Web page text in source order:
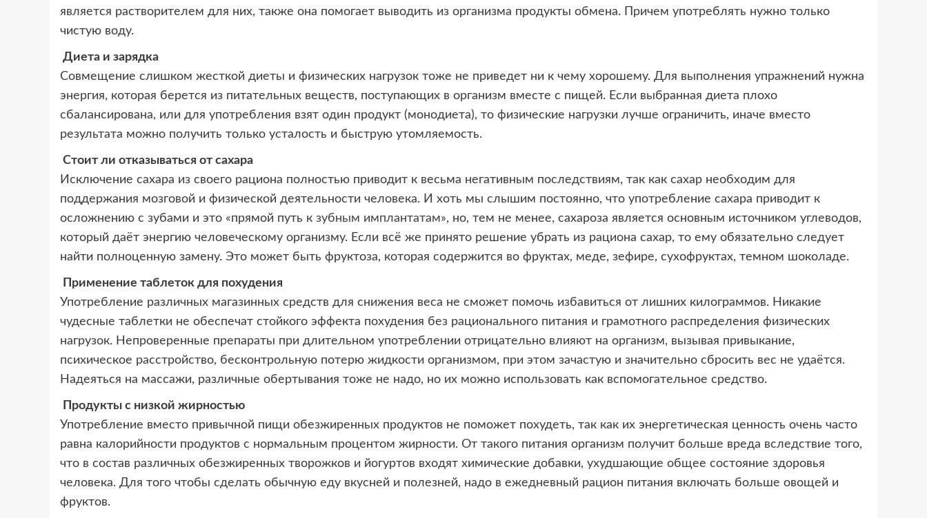
является растворителем для них, также она помогает выводить из организма продукты обмена. Причем употреблять нужно только
чистую воду.
Диета и зарядка
Совмещение слишком жесткой диеты и физических нагрузок тоже не приведет ни к чему хорошему. Для выполнения упражнений нужна
энергия, которая берется из питательных веществ, поступающих в организм вместе с пищей. Если выбранная диета плохо
сбалансирована, или для употребления взят один продукт (монодиета), то физические нагрузки лучше ограничить, иначе вместо
результата можно получить только усталость и быструю утомляемость.
Стоит ли отказываться от сахара
Исключение сахара из своего рациона полностью приводит к весьма негативным последствиям, так как сахар необходим для
поддержания мозговой и физической деятельности человека. И хоть мы слышим постоянно, что употребление сахара приводит к
осложнению с зубами и это «прямой путь к зубным имплантатам», но, тем не менее, сахароза является основным источником углеводов,
который даёт энергию человеческому организму. Если всё же принято решение убрать из рациона сахар, то ему обязательно следует
найти полноценную замену. Это может быть фруктоза, которая содержится во фруктах, меде, зефире, сухофруктах, темном шоколаде.
Применение таблеток для похудения
Употребление различных магазинных средств для снижения веса не сможет помочь избавиться от лишних килограммов. Никакие
чудесные таблетки не обеспечат стойкого эффекта похудения без рационального питания и грамотного распределения физических
нагрузок. Непроверенные препараты при длительном употреблении отрицательно влияют на организм, вызывая привыкание,
психическое расстройство, бесконтрольную потерю жидкости организмом, при этом зачастую и значительно сбросить вес не удаётся.
Надеяться на массажи, различные обертывания тоже не надо, но их можно использовать как вспомогательное средство.
Продукты с низкой жирностью
Употребление вместо привычной пищи обезжиренных продуктов не поможет похудеть, так как их энергетическая ценность очень часто
равна калорийности продуктов с нормальным процентом жирности. От такого питания организм получит больше вреда вследствие того,
что в состав различных обезжиренных творожков и йогуртов входят химические добавки, ухудшающие общее состояние здоровья
человека. Для того чтобы сделать обычную еду вкусней и полезней, надо в ежедневный рацион питания включать больше овощей и
фруктов.